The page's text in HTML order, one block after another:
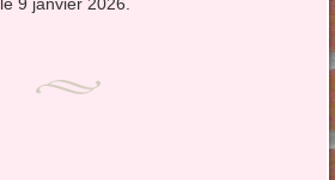
le 9 janvier 2026.